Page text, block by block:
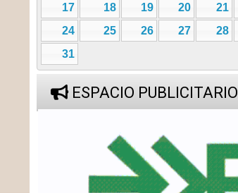
17
18 19 20 21
24
25 26 27 28
31
ESPACIO PUBLICITARIO